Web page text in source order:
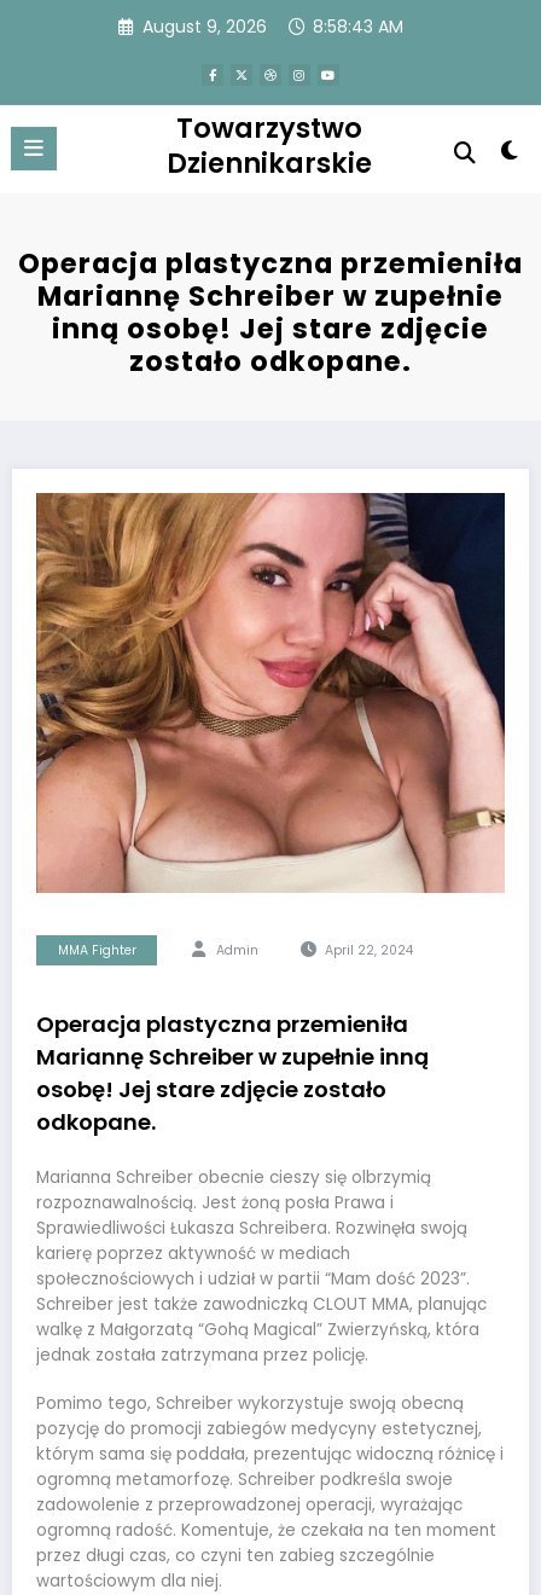
August 9, 2026 8:58:43 AM
Towarzystwo
Dziennikarskie
Operacja plastyczna przemieniła
Mariannę Schreiber w zupełnie
inną osobę! Jej stare zdjęcie
zostało odkopane.
MMA Fighter Admin April 22, 2024
Operacja plastyczna przemieniła
Mariannę Schreiber w zupełnie inną
osobę! Jej stare zdjęcie zostało
odkopane.
Marianna Schreiber obecnie cieszy się olbrzymią
rozpoznawalnością. Jest żoną posła Prawa i
Sprawiedliwości Łukasza Schreibera. Rozwinęła swoją
karierę poprzez aktywność w mediach
społecznościowych i udział w partii “Mam dość 2023”.
Schreiber jest także zawodniczką CLOUT MMA, planując
walkę z Małgorzatą “Gohą Magical” Zwierzyńską, która
jednak została zatrzymana przez policję.
Pomimo tego, Schreiber wykorzystuje swoją obecną
pozycję do promocji zabiegów medycyny estetycznej,
którym sama się poddała, prezentując widoczną różnicę i
ogromną metamorfozę. Schreiber podkreśla swoje
zadowolenie z przeprowadzonej operacji, wyrażając
ogromną radość. Komentuje, że czekała na ten moment
przez długi czas, co czyni ten zabieg szczególnie
wartościowym dla niej.